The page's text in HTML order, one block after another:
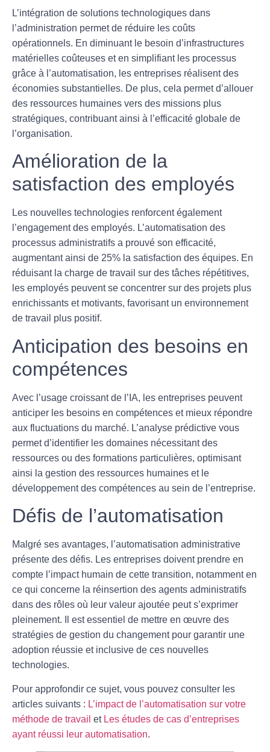
L’intégration de solutions technologiques dans
l’administration permet de réduire les coûts
opérationnels. En diminuant le besoin d’infrastructures
matérielles coûteuses et en simplifiant les processus
grâce à l’automatisation, les entreprises réalisent des
économies substantielles. De plus, cela permet d’allouer
des ressources humaines vers des missions plus
stratégiques, contribuant ainsi à l’efficacité globale de
l’organisation.
Amélioration de la
satisfaction des employés
Les nouvelles technologies renforcent également
l’engagement des employés. L’automatisation des
processus administratifs a prouvé son efficacité,
augmentant ainsi de 25% la satisfaction des équipes. En
réduisant la charge de travail sur des tâches répétitives,
les employés peuvent se concentrer sur des projets plus
enrichissants et motivants, favorisant un environnement
de travail plus positif.
Anticipation des besoins en
compétences
Avec l’usage croissant de l’ IA, les entreprises peuvent
anticiper les besoins en compétences et mieux répondre
aux fluctuations du marché. L’analyse prédictive vous
permet d’identifier les domaines nécessitant des
ressources ou des formations particulières, optimisant
ainsi la gestion des ressources humaines et le
développement des compétences au sein de l’entreprise.
Défis de l’automatisation
Malgré ses avantages, l’automatisation administrative
présente des défis. Les entreprises doivent prendre en
compte l’impact humain de cette transition, notamment en
ce qui concerne la réinsertion des agents administratifs
dans des rôles où leur valeur ajoutée peut s’exprimer
pleinement. Il est essentiel de mettre en œuvre des
stratégies de gestion du changement pour garantir une
adoption réussie et inclusive de ces nouvelles
technologies.
Pour approfondir ce sujet, vous pouvez consulter les
articles suivants : L’impact de l’automatisation sur votre
méthode de travail et Les études de cas d’entreprises
ayant réussi leur automatisation.